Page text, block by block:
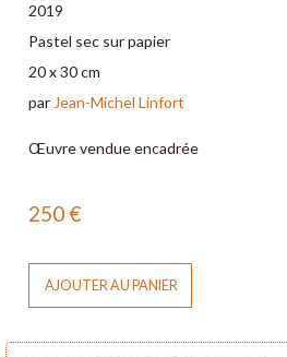
2019
Pastel sec sur papier
20 x 30 cm
par Jean-Michel Linfort
Œuvre vendue encadrée
250€
AJOUTER AU PANIER